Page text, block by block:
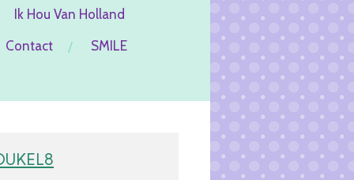
Ik Hou Van Holland
Contact
SMILE